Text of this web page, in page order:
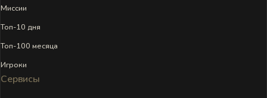
Миссии
Топ-10 дня
Топ-100 месяца
Игроки
Сервисы